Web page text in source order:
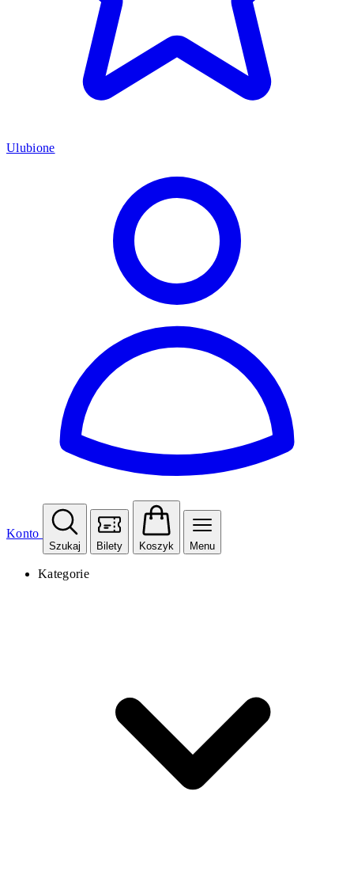
Ulubione
Konto
Szukaj Bilety Koszyk Menu
Kategorie